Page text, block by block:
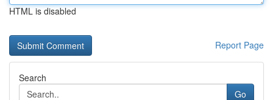
HTML is disabled
Report Page
Search
Go